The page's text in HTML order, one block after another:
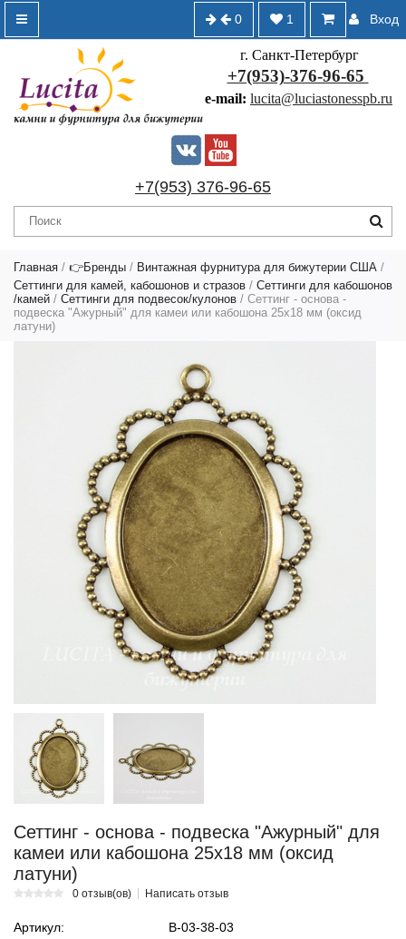
Вход
1
0
г. Санкт-Петербург
+7(953)-376-96-65
e-mail: lucita@luciastonesspb.ru
+7(953) 376-96-65
Главная / 👉Бренды / Винтажная фурнитура для бижутерии США /
Сеттинги для камей, кабошонов и стразов / Сеттинги для кабошонов
/камей / Сеттинги для подвесок/кулонов / Сеттинг - основа -
подвеска "Ажурный" для камеи или кабошона 25х18 мм (оксид
латуни)
Сеттинг - основа - подвеска "Ажурный" для
камеи или кабошона 25х18 мм (оксид
латуни)
0 отзыв(ов) Написать отзыв
Артикул:
В-03-38-03